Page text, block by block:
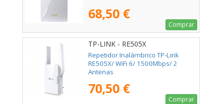
68,50 €
Comprar
TP-LINK - RE505X
Repetidor Inalámbrico TP-Link
RE505X/ WiFi 6/ 1500Mbps/ 2
Antenas
70,50 €
Comprar